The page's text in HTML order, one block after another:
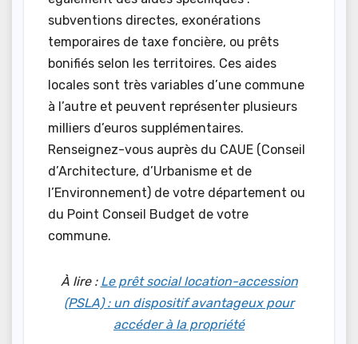
subventions directes, exonérations
temporaires de taxe foncière, ou prêts
bonifiés selon les territoires. Ces aides
locales sont très variables d’une commune
à l’autre et peuvent représenter plusieurs
milliers d’euros supplémentaires.
Renseignez-vous auprès du CAUE (Conseil
d’Architecture, d’Urbanisme et de
l’Environnement) de votre département ou
du Point Conseil Budget de votre
commune.
À lire : Le prêt social location-accession
(PSLA) : un dispositif avantageux pour
accéder à la propriété